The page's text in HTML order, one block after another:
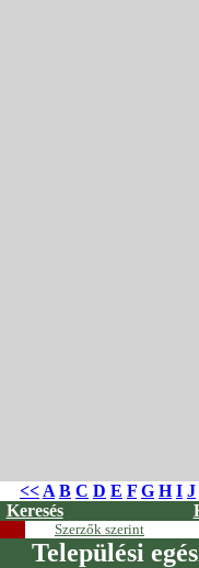
<< A B C D E F G H I J
Keresés
Szerzők szerint
Települési